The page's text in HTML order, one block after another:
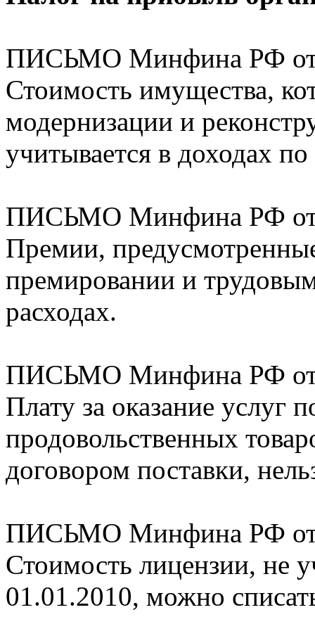
ПИСЬМО Минфина РФ от
Стоимость имущества,
модернизации и
учитывается в доходах
ПИСЬМО Минфина РФ от
Премии,
премировании и
расходах.
ПИСЬМО Минфина РФ от
Плату за оказание услуг
продовольственных
договором поставки,
ПИСЬМО Минфина РФ от
Стоимость лицензии, не
01.01.2010, можно